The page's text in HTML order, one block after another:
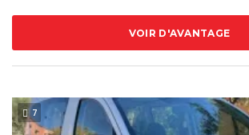
VOIR D'AVANTAGE
7